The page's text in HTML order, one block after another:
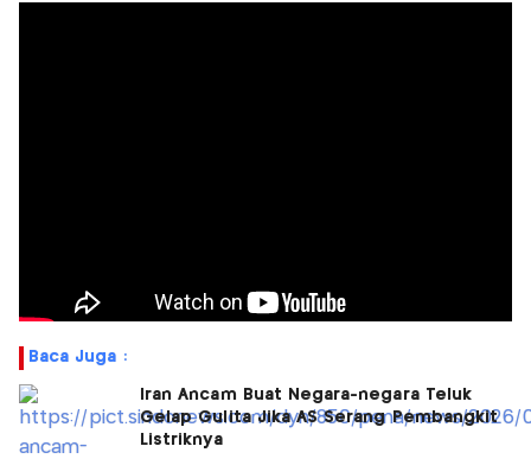
Baca Juga :
Iran Ancam Buat Negara-negara Teluk
Gelap Gulita Jika AS Serang Pembangkit
Listriknya